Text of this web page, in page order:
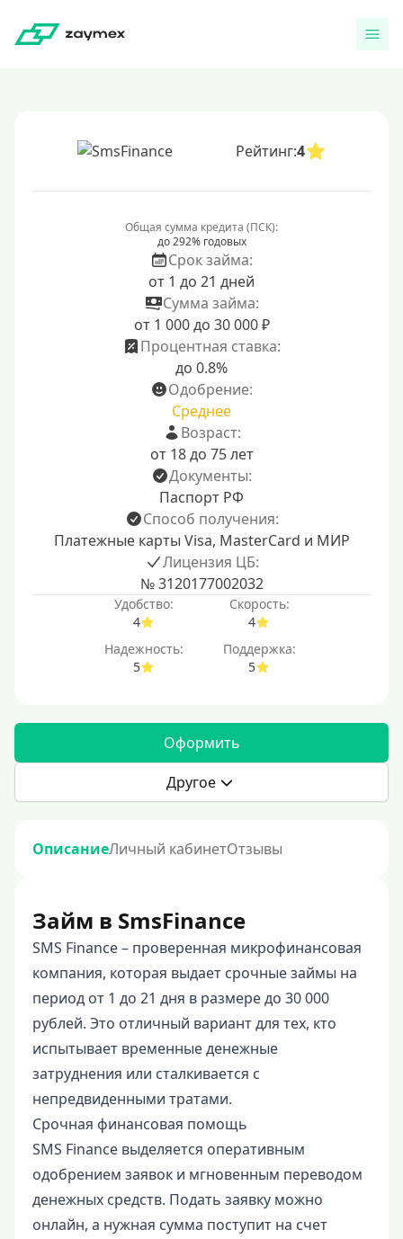
Рейтинг:4
Общая сумма кредита (ПСК):
до 292% годовых
Срок займа:
от 1 до 21 дней
Сумма займа:
от 1 000 до 30 000 ₽
Процентная ставка:
до 0.8%
Одобрение:
Среднее
Возраст:
от 18 до 75 лет
Документы:
Паспорт РФ
Способ получения:
Платежные карты Visa, MasterCard и МИР
Лицензия ЦБ:
№ 3120177002032
Удобство:
4
Скорость:
4
Надежность:
5
Поддержка:
5
Оформить
Другое
ОписаниеЛичный кабинетОтзывы
Займ в SmsFinance
SMS Finance – проверенная микрофинансовая
компания, которая выдает срочные займы на
период от 1 до 21 дня в размере до 30 000
рублей. Это отличный вариант для тех, кто
испытывает временные денежные
затруднения или сталкивается с
непредвиденными тратами.
Срочная финансовая помощь
SMS Finance выделяется оперативным
одобрением заявок и мгновенным переводом
денежных средств. Подать заявку можно
онлайн, а нужная сумма поступит на счет